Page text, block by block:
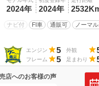
2024年 2024年
ナビ付 FI車 通販可 ノーマ
エンジン 5 外観
フレーム 5 足まわり
店へのお客様の声